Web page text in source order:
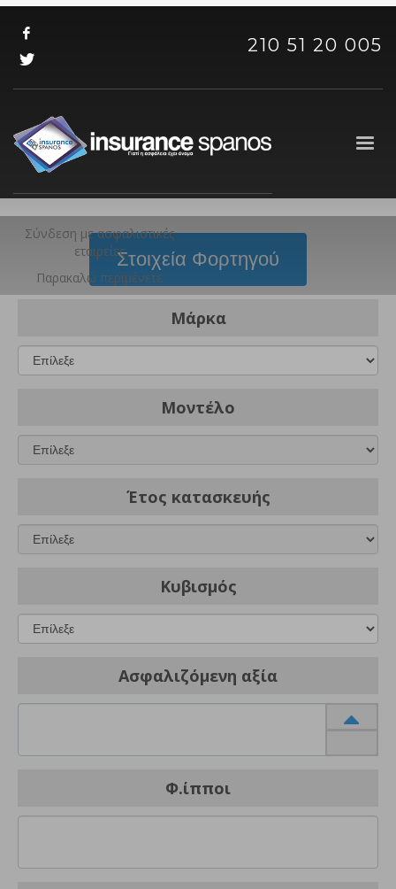
210 51 20 005
Στοιχεία Φορτηγού
Μάρκα
Μοντέλο
Έτος κατασκευής
Κυβισμός
Ασφαλιζόμενη αξία
Φ.ίπποι
Σύνδεση με ασφαλιστικές
εταιρείες
Παρακαλώ περιμένετε